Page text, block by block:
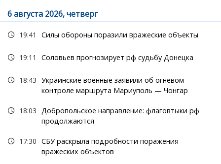
6 августа 2026, четверг
19:41 Силы обороны поразили вражеские объекты
19:11 Соловьев прогнозирует рф судьбу Донецка
18:43 Украинские военные заявили об огневом
контроле маршрута Мариуполь — Чонгар
18:03
Добропольское направление: флаговтыки рф
продолжаются
17:30 СБУ раскрыла подробности поражения
вражеских объектов